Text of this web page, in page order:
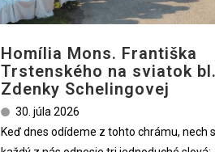
Homília Mons. Františka
Trstenského na sviatok bl.
Zdenky Schelingovej
30. júla 2026
Keď dnes odídeme z tohto chrámu, nech